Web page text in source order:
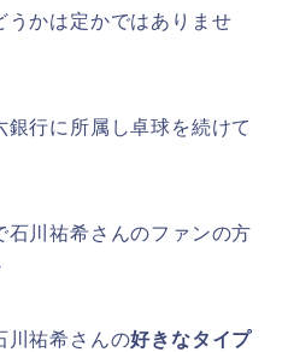
うかは定かではありませ
行に所属し卓球を続けて
石川祐希さんのファンの方
川祐希さんの好きなタイプ